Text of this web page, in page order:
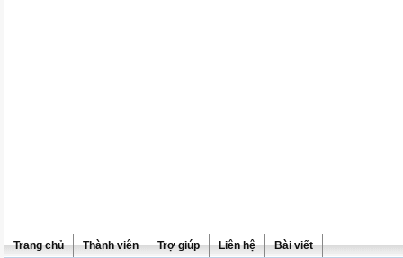
Trang chủ Thành viên Trợ giúp Liên hệ Bài viết